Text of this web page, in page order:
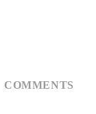
COMMENTS